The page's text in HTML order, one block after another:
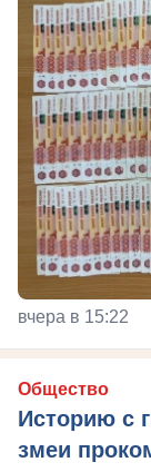
вчера в 15:22
Общество
Историю с
змеи